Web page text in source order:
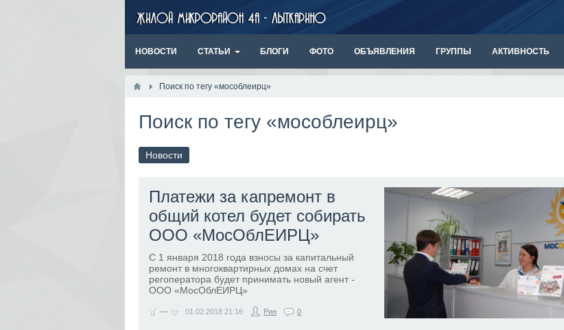
НОВОСТИ СТАТЬИ БЛОГИ ФОТО ОБЪЯВЛЕНИЯ ГРУППЫ АКТИВНОСТЬ
Поиск по тегу «мособлеирц»
Поиск по тегу «мособлеирц»
Новости
Платежи за капремонт в
общий котел будет собирать
ООО «МосОблЕИРЦ»
С 1 января 2018 года взносы за капитальный
ремонт в многоквартирных домах на счет
регоператора будет принимать новый агент -
ООО «МосОблЕИРЦ»
— 01.02.2018 21:16 Рин 0